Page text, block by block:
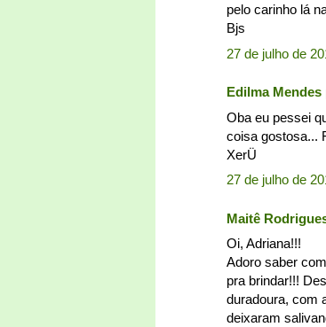
pelo carinho lá
Bjs
27 de julho de
Edilma Mendes
Oba eu pessei
coisa gostosa...
XerÜ
27 de julho de
Maitê
Oi, Adriana!!!
Adoro saber
pra brindar!!!
duradoura, com
deixaram